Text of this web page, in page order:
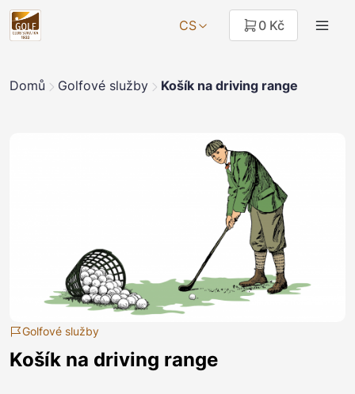
CS 0 Kč
Domů Golfové služby Košík na driving range
Golfové služby
Košík na driving range